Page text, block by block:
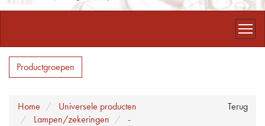
Productgroepen
Terug
Home
Universele producten
Lampen/zekeringen
-